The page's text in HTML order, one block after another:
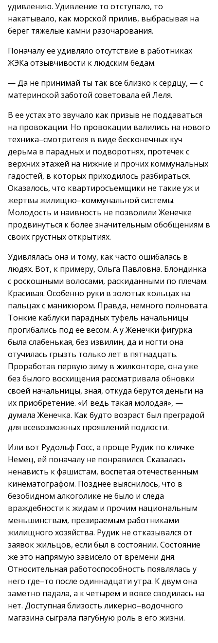
удивлению. Удивление то отступало, то
накатывало, как морской прилив, выбрасывая на
берег тяжелые камни разочарования.
Поначалу ее удивляло отсутствие в работниках
ЖЭКа отзывчивости к людским бедам.
— Да не принимай ты так все близко к сердцу, — с
материнской заботой советовала ей Леля.
В ее устах это звучало как призыв не поддаваться
на провокации. Но провокации валились на нового
техника–смотрителя в виде бесконечных куч
дерьма в парадных и подворотнях, протечек с
верхних этажей на нижние и прочих коммунальных
гадостей, в которых приходилось разбираться.
Оказалось, что квартиросъемщики не такие уж и
жертвы жилищно–коммунальной системы.
Молодость и наивность не позволили Женечке
продвинуться к более значительным обобщениям в
своих грустных открытиях.
Удивлялась она и тому, как часто ошибалась в
людях. Вот, к примеру, Ольга Павловна. Блондинка
с роскошными волосами, раскиданными по плечам.
Красивая. Особенно руки в золотых кольцах на
пальцах с маникюром. Правда, немного полновата.
Тонкие каблуки парадных туфель начальницы
прогибались под ее весом. А у Женечки фигурка
была слабенькая, без извилин, да и ногти она
отучилась грызть только лет в пятнадцать.
Проработав первую зиму в жилконторе, она уже
без былого восхищения рассматривала обновки
своей начальницы, зная, откуда берутся деньги на
их приобретение. «И ведь такая молодая», —
думала Женечка. Как будто возраст был преградой
для всевозможных проявлений подлости.
Или вот Рудольф Госс, а проще Рудик по кличке
Немец, ей поначалу не понравился. Сказалась
ненависть к фашистам, воспетая отечественным
кинематографом. Позднее выяснилось, что в
безобидном алкоголике не было и следа
враждебности к жидам и прочим национальным
меньшинствам, презираемым работниками
жилищного хозяйства. Рудик не отказывался от
заявок жильцов, если был в состоянии. Состояние
же это напрямую зависело от времени дня.
Относительная работоспособность появлялась у
него где–то после одиннадцати утра. К двум она
заметно падала, а к четырем и вовсе сводилась на
нет. Доступная близость ликерно–водочного
магазина сыграла пагубную роль в его жизни.